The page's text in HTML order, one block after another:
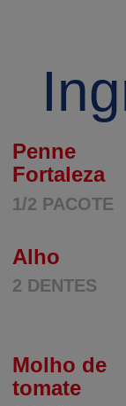
Penne
Fortaleza
1/2 PACOTE
Alho
2 DENTES
Molho de
tomate